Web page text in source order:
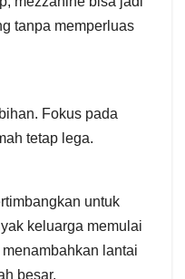
tanpa memperluas
Fokus pada
tetap lega.
untuk
keluarga memulai
lantai
besar.